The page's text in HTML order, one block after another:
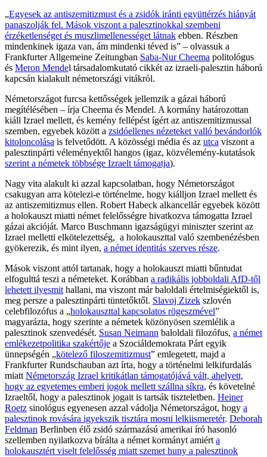
„Egyesek az antiszemitizmust és a zsidók iránti együttérzés hiányát
panaszolják fel. Mások viszont a palesztinokkal szembeni
érzéketlenséget és muszlimellenességet látnak ebben. Részben
mindenkinek igaza van, ám mindenki téved is” – olvassuk a
Frankfurter Allgemeine Zeitungban Saba-Nur Cheema politológus
és Meron Mendel társadalomkutató cikkét az izraeli-palesztin háború
kapcsán kialakult németországi vitákról.
Németországot furcsa kettősségek jellemzik a gázai háború
megítélésében – írja Cheema és Mendel. A kormány határozottan
kiáll Izrael mellett, és kemény fellépést ígért az antiszemitizmussal
szemben, egyebek között a zsidóellenes nézeteket valló bevándorlók
kitoloncolása is felvetődött. A közösségi média és az utca viszont a
palesztinpárti véleményektől hangos (igaz, közvélemény-kutatások
szerint a németek többsége Izraelt támogatja).
Nagy vita alakult ki azzal kapcsolatban, hogy Németországot
csakugyan arra kötelezi-e történelme, hogy kiálljon Izrael mellett és
az antiszemitizmus ellen. Robert Habeck alkancellár egyebek között
a holokauszt miatti német felelősségre hivatkozva támogatta Izrael
gázai akcióját. Marco Buschmann igazságügyi miniszter szerint az
Izrael melletti elkötelezettség, a holokauszttal való szembenézésben
gyökerezik, és mint ilyen, a német identitás szerves része.
Mások viszont attól tartanak, hogy a holokauszt miatti bűntudat
elfogulttá teszi a németeket. Korábban a radikális jobboldali AfD-től
lehetett ilyesmit hallani, ma viszont már baloldali értelmiségiektől is,
meg persze a palesztinpárti tüntetőktől. Slavoj Zizek szlovén
celebfilozófus a „holokauszttal kapcsolatos rögeszmével”
magyarázta, hogy szerinte a németek közönyösen szemlélik a
palesztinok szenvedését. Susan Neimann baloldali filozófus, a német
emlékezetpolitika szakértője a Szociáldemokrata Párt egyik
ünnepségén „kötelező filoszemitizmust” emlegetett, majd a
Frankfurter Rundschauban azt írta, hogy a történelmi lelkifurdalás
miatt Németország Izrael kritikátlan támogatójává vált, ahelyett,
hogy az egyetemes emberi jogok mellett szállna síkra, és követelné
Izraeltől, hogy a palesztinok jogait is tartsák tiszteletben. Heiner
Roetz sinológus egyenesen azzal vádolja Németországot, hogy a
palesztinok rovására igyekszik tisztára mosni lelkiismeretér. Deborah
Feldman Berlinben élő zsidó származású amerikai író hasonló
szellemben nyilatkozva bírálta a német kormányt amiért a
holokausztért viselt felelősség miatt szemet huny a palesztinok